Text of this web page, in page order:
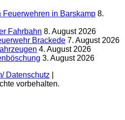
Feuerwehren in Barskamp 8.
Fahrbahn 8. August 2026
Brackede 7. August 2026
4. August 2026
3. August 2026
Datenschutz
vorbehalten.